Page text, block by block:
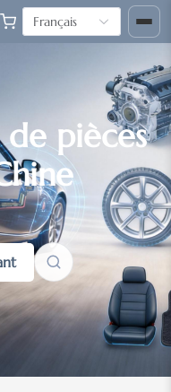
Français
pièces